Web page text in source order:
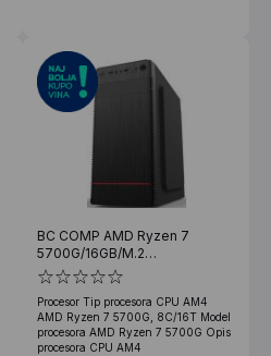
BC COMP AMD Ryzen 7
5700G/16GB/M.2
512GB/Win11Pro
Procesor Tip procesora CPU AM4
AMD Ryzen 7 5700G, 8C/16T Model
procesora AMD Ryzen 7 5700G Opis
procesora CPU AM4